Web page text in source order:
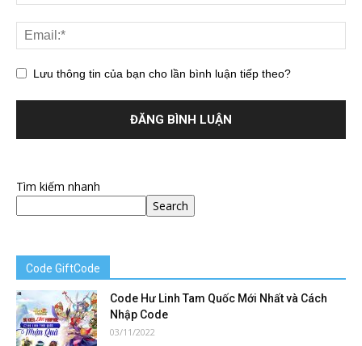
Lưu thông tin của bạn cho lần bình luận tiếp theo?
Tìm kiếm nhanh
Search
Code GiftCode
Code Hư Linh Tam Quốc Mới Nhất và Cách
Nhập Code
03/11/2022